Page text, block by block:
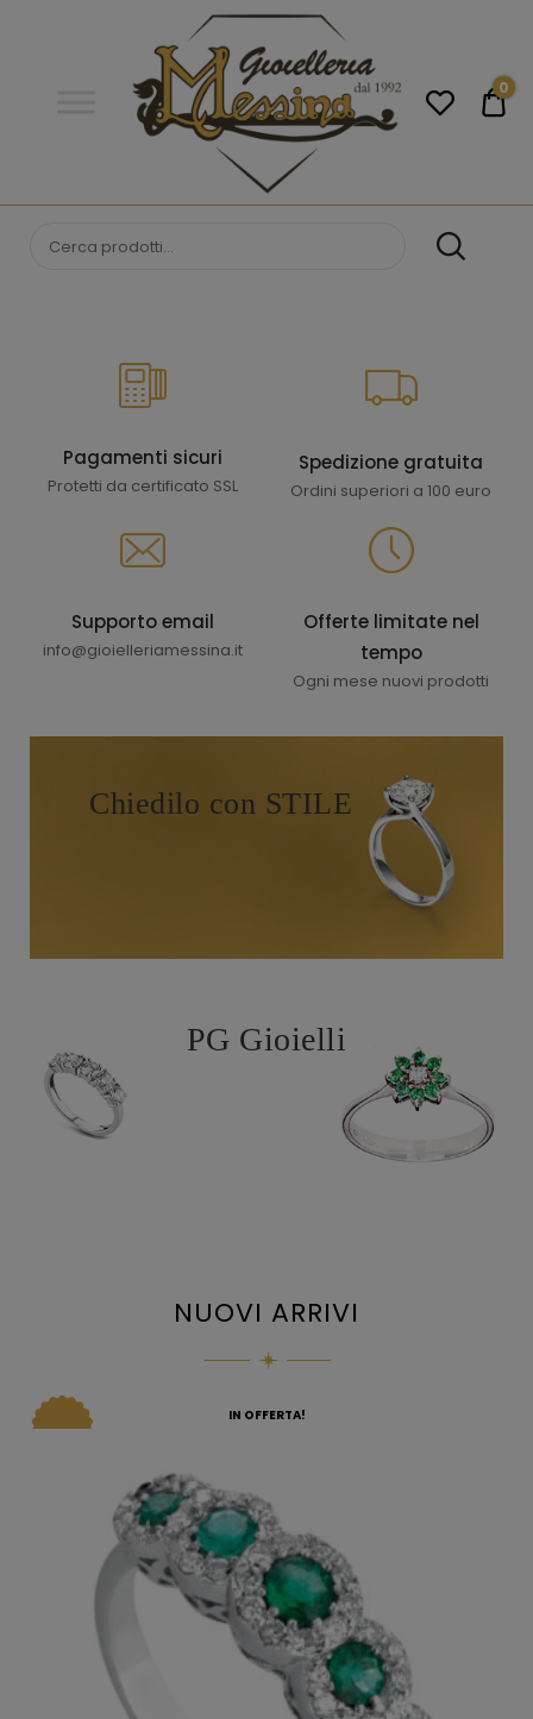
donna. Acquista online i migliori
0
Pagamenti sicuri
Protetti da certificato SSL
Spedizione gratuita
Ordini superiori a 100 euro
Supporto email
info@gioielleriamessina.it
Offerte limitate nel
tempo
Ogni mese nuovi prodotti
Chiedilo con STILE
PG Gioielli
NUOVI ARRIVI
IN OFFERTA!